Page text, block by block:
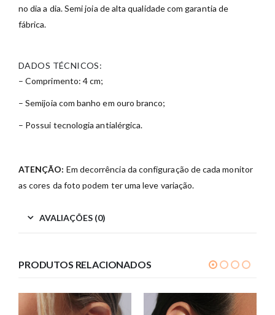
no dia a dia. Semi joia de alta qualidade com garantia de
fábrica.
DADOS TÉCNICOS:
– Comprimento: 4 cm;
– Semijoia com banho em ouro branco;
– Possui tecnologia antialérgica.
ATENÇÃO: Em decorrência da configuração de cada monitor
as cores da foto podem ter uma leve variação.
AVALIAÇÕES (0)
PRODUTOS RELACIONADOS